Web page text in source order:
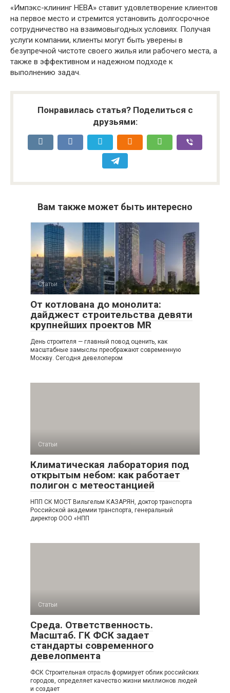
«Импэкс-клининг НЕВА» ставит удовлетворение клиентов
на первое место и стремится установить долгосрочное
сотрудничество на взаимовыгодных условиях. Получая
услуги компании, клиенты могут быть уверены в
безупречной чистоте своего жилья или рабочего места, а
также в эффективном и надежном подходе к
выполнению задач.
Понравилась статья? Поделиться с
друзьями:
Вам также может быть интересно
Статьи
От котлована до монолита:
дайджест строительства девяти
крупнейших проектов MR
День строителя — главный повод оценить, как
масштабные замыслы преображают современную
Москву. Сегодня девелопером
Статьи
Климатическая лаборатория под
открытым небом: как работает
полигон с метеостанцией
НПП СК МОСТ Вильгельм КАЗАРЯН, доктор транспорта
Российской академии транспорта, генеральный
директор ООО «НПП
Статьи
Среда. Ответственность.
Масштаб. ГК ФСК задает
стандарты современного
девелопмента
ФСК Строительная отрасль формирует облик российских
городов, определяет качество жизни миллионов людей
и создает